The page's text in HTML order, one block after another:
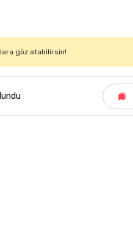
göz atabilirsin!